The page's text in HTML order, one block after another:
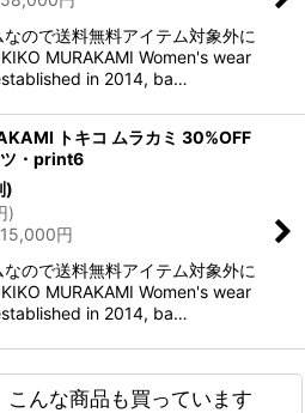
ので送料無料アイテム対象外に
MURAKAMI Women's wear
in 2014, ba…
トキコ ムラカミ 30%OFF
ツ・print6
)
)
15,000円
ので送料無料アイテム対象外に
MURAKAMI Women's wear
in 2014, ba…
んな商品も買っています